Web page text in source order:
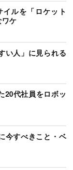
ルを「ロケット
ケ
い人」に見られる
20代社員をロボッ
今すべきこと・ベ